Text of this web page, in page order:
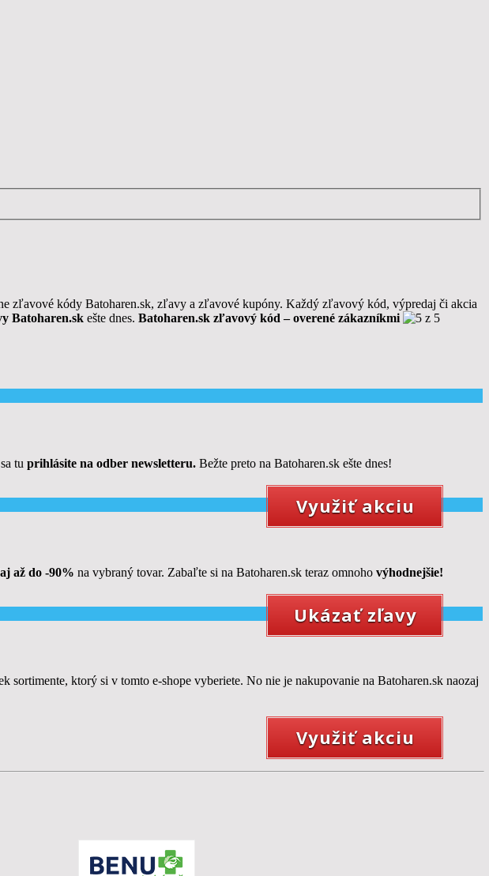
zľavové kódy Batoharen.sk, zľavy a zľavové kupóny. Každý zľavový kód, výpredaj či akcia
Batoharen.sk ešte dnes. Batoharen.sk zľavový kód – overené zákazníkmi
tu prihlásite na odber newsletteru. Bežte preto na Batoharen.sk ešte dnes!
Využiť akciu
až do -90% na vybraný tovar. Zabaľte si na Batoharen.sk teraz omnoho výhodnejšie!
Ukázať zľavy
sortimente, ktorý si v tomto e-shope vyberiete. No nie je nakupovanie na Batoharen.sk naozaj
Využiť akciu